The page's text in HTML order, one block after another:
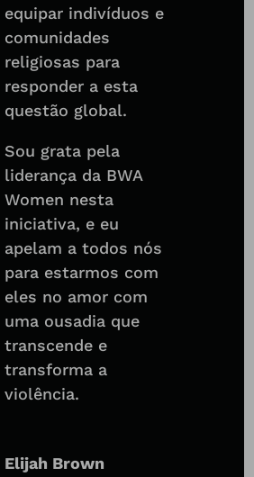
equipar indivíduos e
comunidades
religiosas para
responder a esta
questão global.
Sou grata pela
liderança da BWA
Women nesta
iniciativa, e eu
apelam a todos nós
para estarmos com
eles no amor com
uma ousadia que
transcende e
transforma a
violência.
Elijah Brown